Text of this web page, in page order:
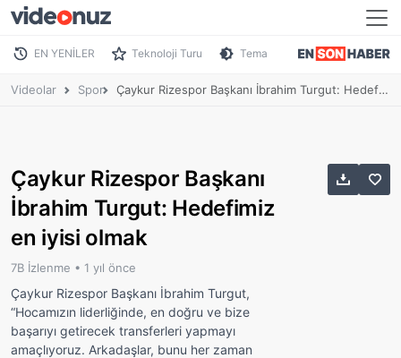
EN YENİLER Teknoloji Turu Tema
Videolar Spor Çaykur Rizespor Başkanı İbrahim Turgut: Hedefimiz en iyisi olmak
Çaykur Rizespor Başkanı
İbrahim Turgut: Hedefimiz
en iyisi olmak
7B İzlenme • 1 yıl önce
Çaykur Rizespor Başkanı İbrahim Turgut,
“Hocamızın liderliğinde, en doğru ve bize
başarıyı getirecek transferleri yapmayı
amaçlıyoruz. Arkadaşlar, bunu her zaman